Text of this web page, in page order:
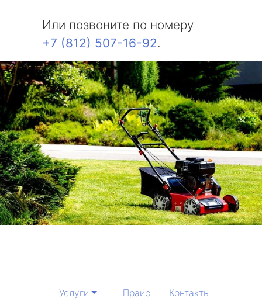
Или позвоните по номеру
+7 (812) 507-16-92.
Услуги Прайс Контакты